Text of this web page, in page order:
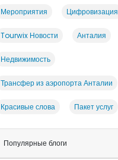
Мероприятия Цифровизация
Tourwix Новости Анталия
Недвижимость
Трансфер из аэропорта Анталии
Красивые слова Пакет услуг
Популярные блоги